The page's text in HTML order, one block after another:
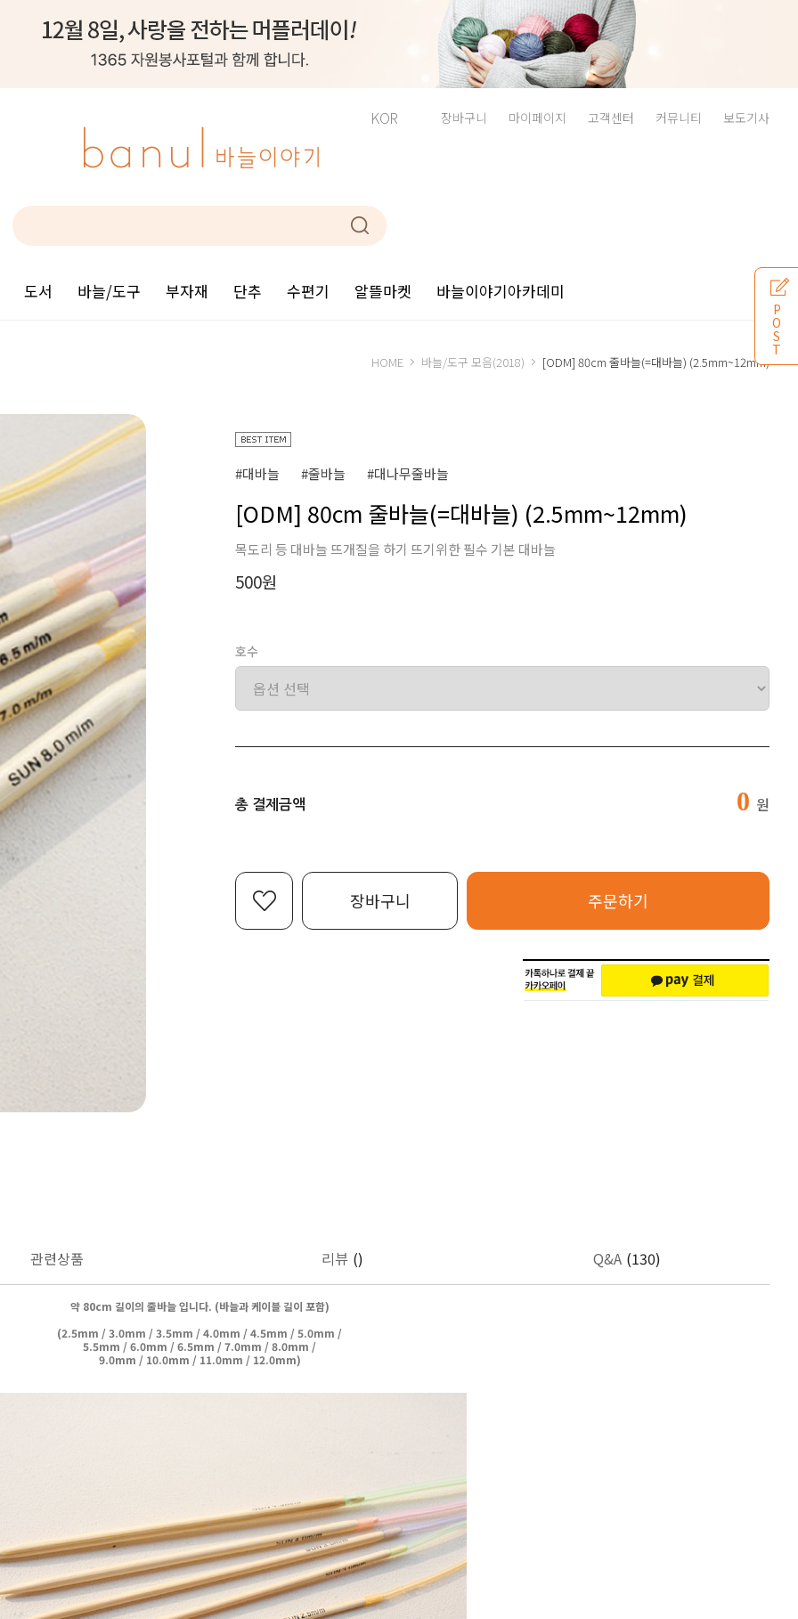
KOR 장바구니 마이페이지 고객센터 커뮤니티 보도기사
도서 바늘/도구 부자재 단추 수편기 알뜰마켓 바늘이야기아카데미
HOME 바늘/도구 모음(2018) [ODM] 80cm 줄바늘(=대바늘) (2.5mm~12mm)
#대바늘 #줄바늘 #대나무줄바늘
[ODM] 80cm 줄바늘(=대바늘) (2.5mm~12mm)
목도리 등 대바늘 뜨개질을 하기 뜨기위한 필수 기본 대바늘
500원
호수
총 결제금액 0 원
장바구니 주문하기
관련상품 리뷰 () Q&A (130)
약 80cm 길이의 줄바늘 입니다. (바늘과 케이블 길이 포함)
(2.5mm / 3.0mm / 3.5mm / 4.0mm / 4.5mm / 5.0mm /
5.5mm / 6.0mm / 6.5mm / 7.0mm / 8.0mm /
9.0mm / 10.0mm / 11.0mm / 12.0mm)
P
O
S
T